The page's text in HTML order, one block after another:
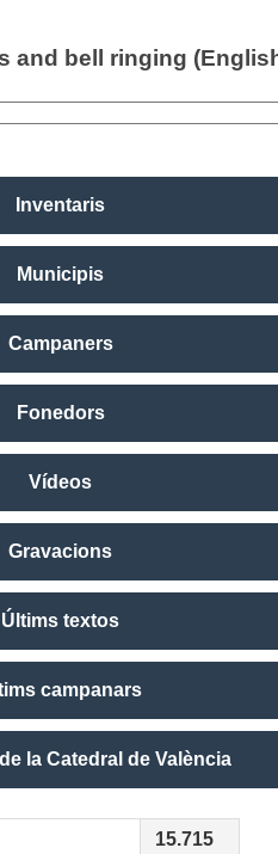
and bell ringing
Inventaris
Municipis
Campaners
Fonedors
Vídeos
Gravacions
Últims textos
campanars
la Catedral de València
15.715